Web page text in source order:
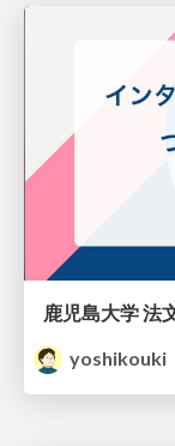
鹿児島大学 法
yoshikouki